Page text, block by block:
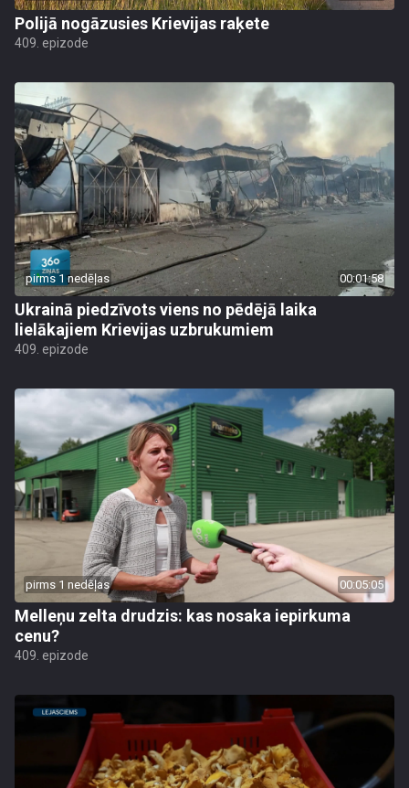
Polijā nogāzusies Krievijas raķete
409. epizode
pirms 1 nedēļas 00:01:58
Ukrainā piedzīvots viens no pēdējā laika
lielākajiem Krievijas uzbrukumiem
409. epizode
pirms 1 nedēļas 00:05:05
Melleņu zelta drudzis: kas nosaka iepirkuma
cenu?
409. epizode